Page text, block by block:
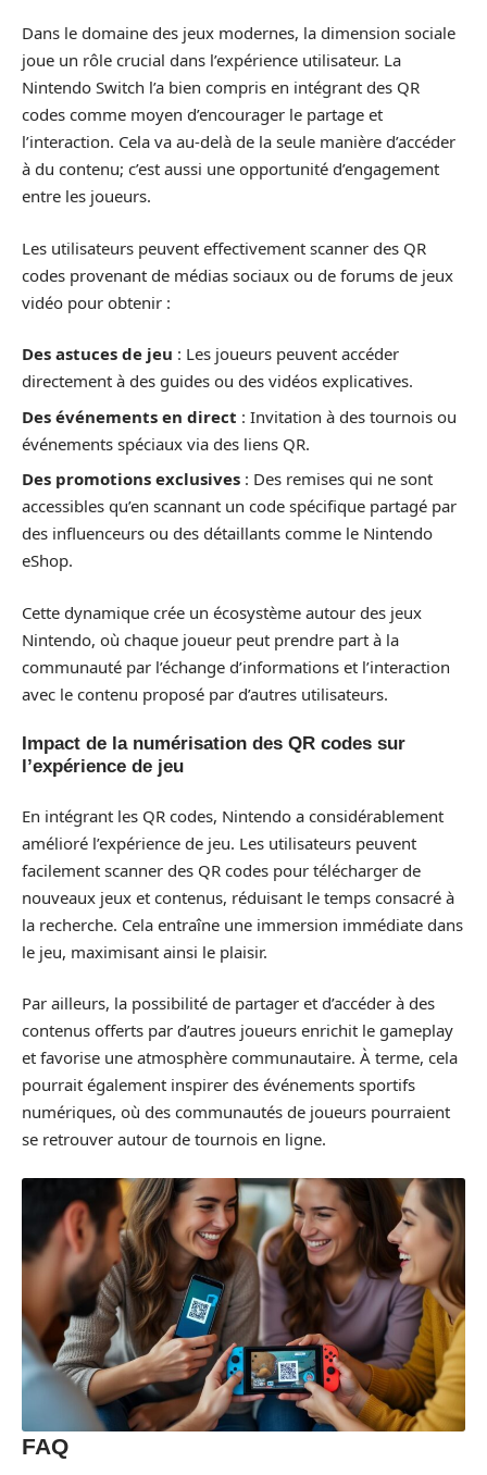
Dans le domaine des jeux modernes, la dimension sociale
joue un rôle crucial dans l’expérience utilisateur. La
Nintendo Switch l’a bien compris en intégrant des QR
codes comme moyen d’encourager le partage et
l’interaction. Cela va au-delà de la seule manière d’accéder
à du contenu; c’est aussi une opportunité d’engagement
entre les joueurs.
Les utilisateurs peuvent effectivement scanner des QR
codes provenant de médias sociaux ou de forums de jeux
vidéo pour obtenir :
Des astuces de jeu : Les joueurs peuvent accéder
directement à des guides ou des vidéos explicatives.
Des événements en direct : Invitation à des tournois ou
événements spéciaux via des liens QR.
Des promotions exclusives : Des remises qui ne sont
accessibles qu’en scannant un code spécifique partagé par
des influenceurs ou des détaillants comme le Nintendo
eShop.
Cette dynamique crée un écosystème autour des jeux
Nintendo, où chaque joueur peut prendre part à la
communauté par l’échange d’informations et l’interaction
avec le contenu proposé par d’autres utilisateurs.
Impact de la numérisation des QR codes sur
l’expérience de jeu
En intégrant les QR codes, Nintendo a considérablement
amélioré l’expérience de jeu. Les utilisateurs peuvent
facilement scanner des QR codes pour télécharger de
nouveaux jeux et contenus, réduisant le temps consacré à
la recherche. Cela entraîne une immersion immédiate dans
le jeu, maximisant ainsi le plaisir.
Par ailleurs, la possibilité de partager et d’accéder à des
contenus offerts par d’autres joueurs enrichit le gameplay
et favorise une atmosphère communautaire. À terme, cela
pourrait également inspirer des événements sportifs
numériques, où des communautés de joueurs pourraient
se retrouver autour de tournois en ligne.
FAQ